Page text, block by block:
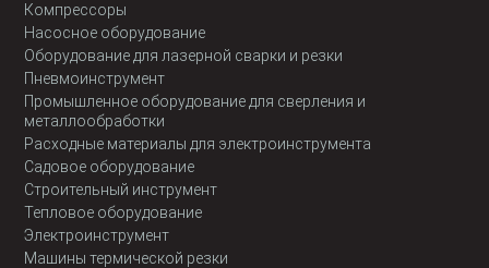
Компрессоры
Насосное оборудование
Оборудование для лазерной сварки и резки
Пневмоинструмент
Промышленное оборудование для сверления и
металлообработки
Расходные материалы для электроинструмента
Садовое оборудование
Строительный инструмент
Тепловое оборудование
Электроинструмент
Машины термической резки